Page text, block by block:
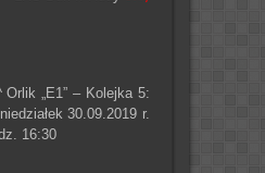
Orlik „E1” – Kolejka 5:
30.09.2019 r.
16:30